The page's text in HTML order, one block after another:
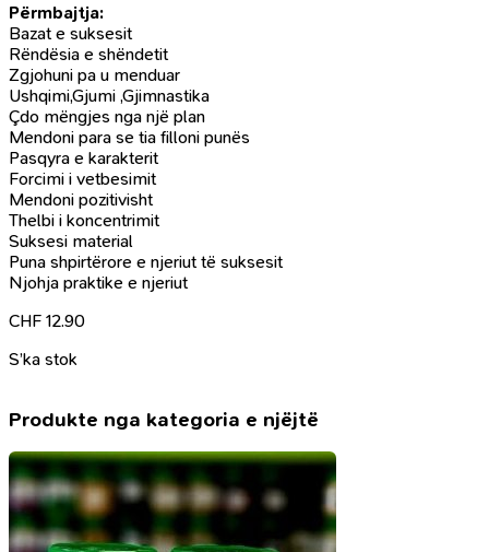
Përmbajtja:
Bazat e suksesit
Rëndësia e shëndetit
Zgjohuni pa u menduar
Ushqimi,Gjumi ,Gjimnastika
Çdo mëngjes nga një plan
Mendoni para se tia filloni punës
Pasqyra e karakterit
Forcimi i vetbesimit
Mendoni pozitivisht
Thelbi i koncentrimit
Suksesi material
Puna shpirtërore e njeriut të suksesit
Njohja praktike e njeriut
CHF 12.90
S’ka stok
Produkte nga kategoria e njëjtë